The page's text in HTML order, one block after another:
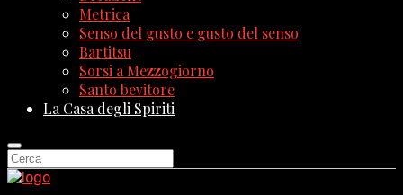
Metrica
Senso del gusto e gusto del senso
Bartitsu
Sorsi a Mezzogiorno
Santo bevitore
La Casa degli Spiriti